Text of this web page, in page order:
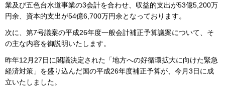
業及び五色台水道事業の3会計を合わせ、収益的支出が53億5,200万
円余、資本的支出が54億6,700万円余となっております。
次に、第7号議案の平成26年度一般会計補正予算議案について、そ
の主な内容を御説明いたします。
昨年12月27日に閣議決定された「地方への好循環拡大に向けた緊急
経済対策」を盛り込んだ国の平成26年度補正予算が、今月3日に成
立いたしました。